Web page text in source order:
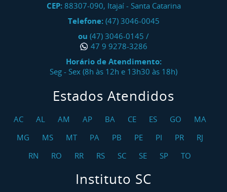
CEP: 88307-090, Itajaí- Santa Catarina
Telefone: (47) 3046-0045
ou (47) 3046-0145 /
47 9 9278-3286
Horário de Atendimento:
Seg - Sex (8h às 12h e 13h30 às 18h)
Estados Atendidos
AC AL AM AP BA CE ES GO
MA
MG
MS MT PA PB PE PI PR
RJ
RN
RO RR RS SC SE SP TO
Instituto SC